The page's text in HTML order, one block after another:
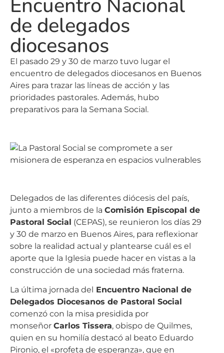
de delegados
diocesanos
El pasado 29 y 30 de marzo tuvo lugar el
encuentro de delegados diocesanos en Buenos
Aires para trazar las líneas de acción y las
prioridades pastorales. Además, hubo
preparativos para la Semana Social.
Delegados de las diferentes diócesis del país,
junto a miembros de la Comisión Episcopal de
Pastoral Social (CEPAS), se reunieron los días 29
y 30 de marzo en Buenos Aires, para reflexionar
sobre la realidad actual y plantearse cuál es el
aporte que la Iglesia puede hacer en vistas a la
construcción de una sociedad más fraterna.
La última jornada del Encuentro Nacional de
Delegados Diocesanos de Pastoral Social
comenzó con la misa presidida por
monseñor Carlos Tissera , obispo de Quilmes,
quien en su homilía destacó al beato Eduardo
Pironio, el «profeta de esperanza», que en